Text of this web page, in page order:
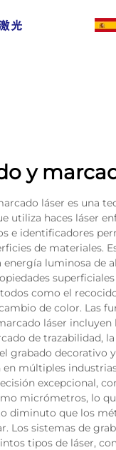
y
láser es una
utiliza haces láser
e identificadores
de materiales.
luminosa de
como el
de color. Las
láser
de trazabilidad,
grabado decorativo
múltiples
excepcional,
micrómetros, lo
diminuto que los
Los sistemas de
tipos de láser,